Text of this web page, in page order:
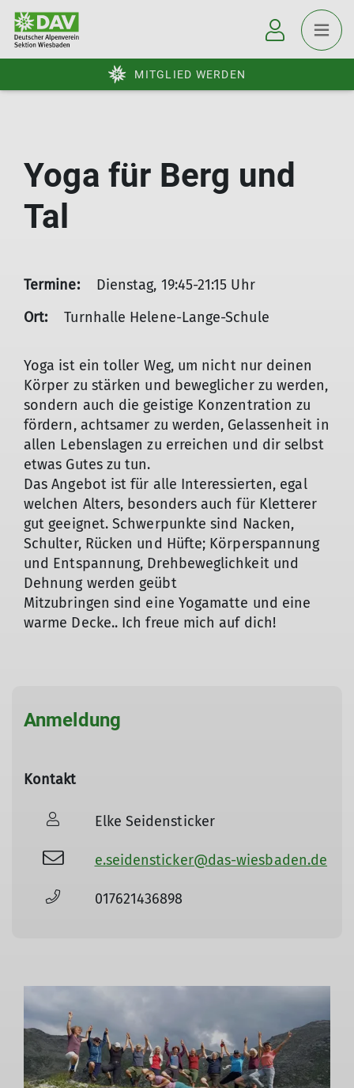
MITGLIED WERDEN
Yoga für Berg und
Tal
Termine:
Dienstag, 19:45-21:15 Uhr
Ort:
Turnhalle Helene-Lange-Schule
Yoga ist ein toller Weg, um nicht nur deinen
Körper zu stärken und beweglicher zu werden,
sondern auch die geistige Konzentration zu
fördern, achtsamer zu werden, Gelassenheit in
allen Lebenslagen zu erreichen und dir selbst
etwas Gutes zu tun.
Das Angebot ist für alle Interessierten, egal
welchen Alters, besonders auch für Kletterer
gut geeignet. Schwerpunkte sind Nacken,
Schulter, Rücken und Hüfte; Körperspannung
und Entspannung, Drehbeweglichkeit und
Dehnung werden geübt
Mitzubringen sind eine Yogamatte und eine
warme Decke.. Ich freue mich auf dich!
Anmeldung
Kontakt
Elke Seidensticker
e.seidensticker@das-wiesbaden.de
017621436898